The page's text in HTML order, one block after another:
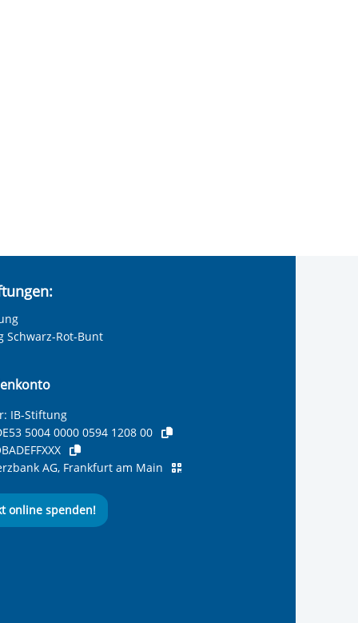
Schwarz-Rot-Bunt
IB-Stiftung
5004 0000 0594 1208 00
AG, Frankfurt am Main
online spenden!
BundBund
Bund
Internationalen
Internationalen
Internationalen
des